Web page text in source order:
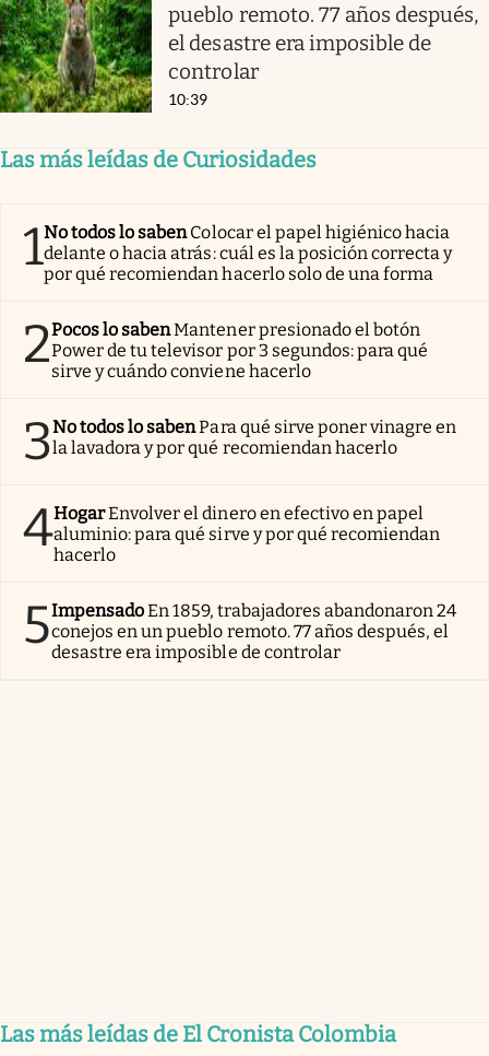
pueblo remoto. 77 años después,
el desastre era imposible de
controlar
10:39
Las más leídas de Curiosidades
1No todos lo sabenColocar el papel higiénico hacia
delante o hacia atrás: cuál es la posición correcta y
por qué recomiendan hacerlo solo de una forma
2Pocos lo sabenMantener presionado el botón
Power de tu televisor por 3 segundos: para qué
sirve y cuándo conviene hacerlo
3No todos lo sabenPara qué sirve poner vinagre en
la lavadora y por qué recomiendan hacerlo
4HogarEnvolver el dinero en efectivo en papel
aluminio: para qué sirve y por qué recomiendan
hacerlo
5ImpensadoEn 1859, trabajadores abandonaron 24
conejos en un pueblo remoto. 77 años después, el
desastre era imposible de controlar
Las más leídas de El Cronista Colombia